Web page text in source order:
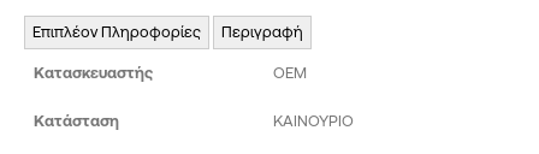
Επιπλέον Πληροφορίες Περιγραφή
Κατασκευαστής OEM
Κατάσταση ΚΑΙΝΟΥΡΙΟ